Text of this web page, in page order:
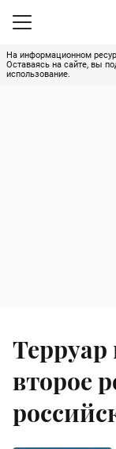
На информационном
Оставаясь на сайте, вы
использование.
Терруар
второе